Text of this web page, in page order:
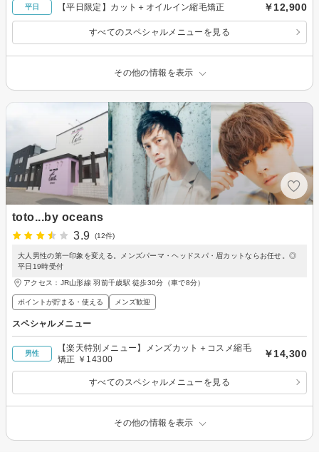
平日 【平日限定】カット＋オイルイン縮毛矯正 ￥12,900
すべてのスペシャルメニューを見る
その他の情報を表示
toto...by oceans
3.9
(12件)
大人男性の第一印象を変える。メンズパーマ・ヘッドスパ・眉カットならお任せ。◎
平日19時受付
アクセス：JR山形線 羽前千歳駅 徒歩30分（車で8分）
ポイントが貯まる・使える メンズ歓迎
スペシャルメニュー
男性
【楽天特別メニュー】メンズカット＋コスメ縮毛
矯正 ￥14300
￥14,300
すべてのスペシャルメニューを見る
その他の情報を表示